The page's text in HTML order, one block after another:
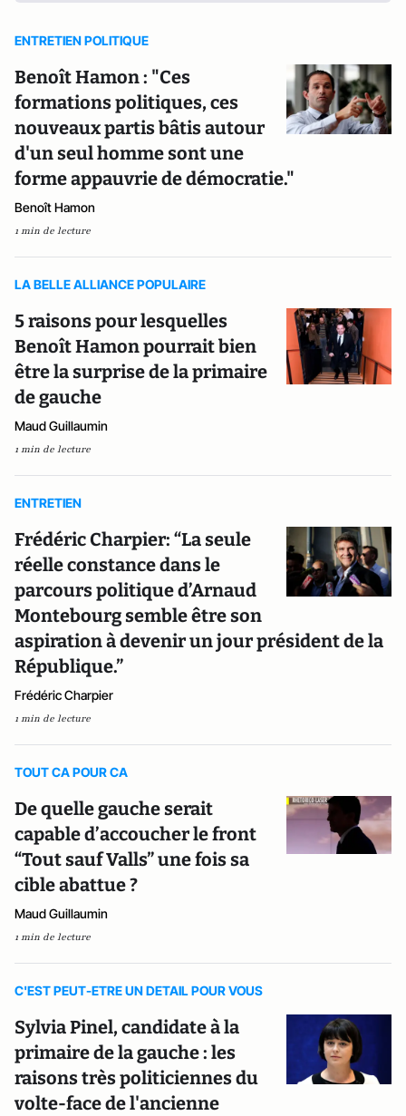
ENTRETIEN POLITIQUE
Benoît Hamon : "Ces
formations politiques, ces
nouveaux partis bâtis autour
d'un seul homme sont une
forme appauvrie de démocratie."
Benoît Hamon
1 min de lecture
LA BELLE ALLIANCE POPULAIRE
5 raisons pour lesquelles
Benoît Hamon pourrait bien
être la surprise de la primaire
de gauche
Maud Guillaumin
1 min de lecture
ENTRETIEN
Frédéric Charpier: “La seule
réelle constance dans le
parcours politique d’Arnaud
Montebourg semble être son
aspiration à devenir un jour président de la
République.”
Frédéric Charpier
1 min de lecture
TOUT CA POUR CA
De quelle gauche serait
capable d’accoucher le front
“Tout sauf Valls” une fois sa
cible abattue ?
Maud Guillaumin
1 min de lecture
C'EST PEUT-ETRE UN DETAIL POUR VOUS
Sylvia Pinel, candidate à la
primaire de la gauche : les
raisons très politiciennes du
volte-face de l'ancienne